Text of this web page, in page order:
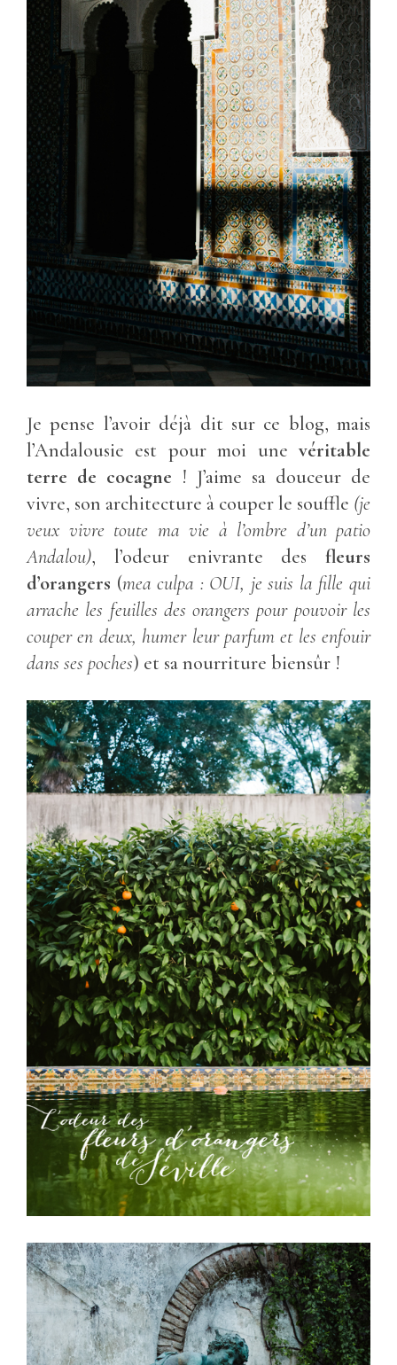
Je pense l’avoir déjà dit sur ce blog, mais
l’Andalousie est pour moi une véritable
terre de cocagne ! J’aime sa douceur de
vivre, son architecture à couper le souffle (je
veux vivre toute ma vie à l’ombre d’un patio
Andalou), l’odeur enivrante des fleurs
d’orangers (mea culpa : OUI, je suis la fille qui
arrache les feuilles des orangers pour pouvoir les
couper en deux, humer leur parfum et les enfouir
dans ses poches) et sa nourriture biensûr !